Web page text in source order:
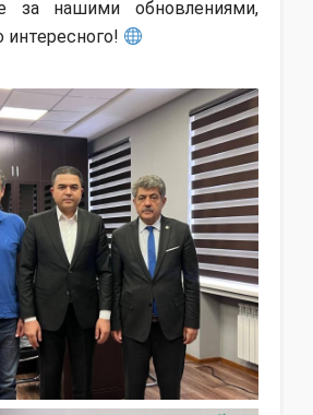
нашими обновлениями,
интересного!